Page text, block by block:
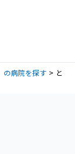
の病院を探す
と